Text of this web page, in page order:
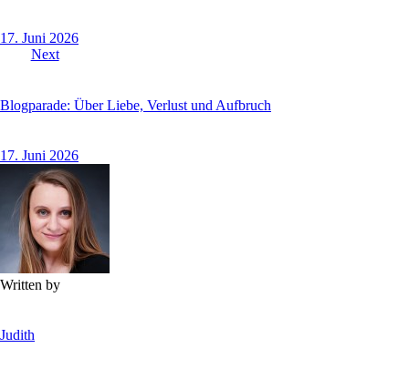
17. Juni 2026
Next
Blogparade: Über Liebe, Verlust und Aufbruch
17. Juni 2026
Written by
Judith